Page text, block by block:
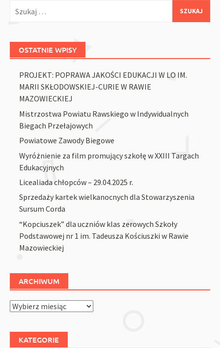
OSTATNIE WPISY
PROJEKT: POPRAWA JAKOŚCI EDUKACJI W LO IM.
MARII SKŁODOWSKIEJ-CURIE W RAWIE
MAZOWIECKIEJ
Mistrzostwa Powiatu Rawskiego w Indywidualnych
Biegach Przełajowych
Powiatowe Zawody Biegowe
Wyróżnienie za film promujący szkołę w XXIII Targach
Edukacyjnych
Licealiada chłopców – 29.04.2025 r.
Sprzedaży kartek wielkanocnych dla Stowarzyszenia
Sursum Corda
“Kopciuszek” dla uczniów klas zerowych Szkoły
Podstawowej nr 1 im. Tadeusza Kościuszki w Rawie
Mazowieckiej
ARCHIWUM
Archiwum
KATEGORIE